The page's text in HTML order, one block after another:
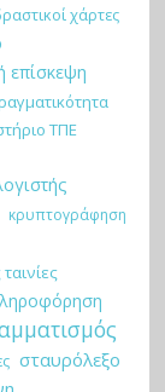
χάρτες
επίσκεψη
ΤΠΕ
κρυπτογράφηση
σταυρόλεξο